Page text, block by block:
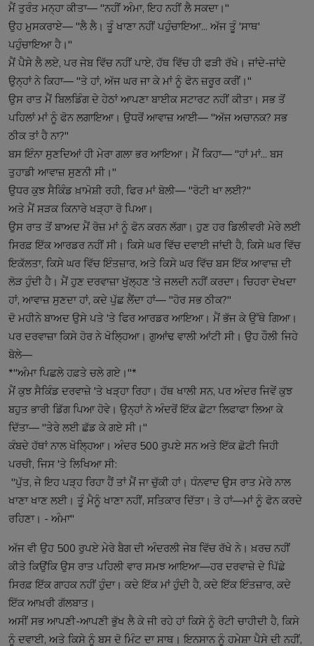
ਮੈਂ ਤੁਰੰਤ ਮਨ੍ਹਾ ਕੀਤਾ— "ਨਹੀਂ ਅੰਮਾ, ਇਹ ਨਹੀਂ ਲੈ ਸਕਦਾ।"
ਉਹ ਮੁਸਕਰਾਏ— "ਲੈ ਲੈ। ਤੂੰ ਖਾਣਾ ਨਹੀਂ ਪਹੁੰਚਾਇਆ... ਅੱਜ ਤੂੰ 'ਸਾਥ'
ਪਹੁੰਚਾਇਆ ਹੈ।"
ਮੈਂ ਪੈਸੇ ਲੈ ਲਏ, ਪਰ ਜੇਬ ਵਿੱਚ ਨਹੀਂ ਪਾਏ, ਹੱਥ ਵਿੱਚ ਹੀ ਫੜੀ ਰੱਖੇ। ਜਾਂਦੇ-ਜਾਂਦੇ
ਉਨ੍ਹਾਂ ਨੇ ਕਿਹਾ— "ਤੇ ਹਾਂ, ਅੱਜ ਘਰ ਜਾ ਕੇ ਮਾਂ ਨੂੰ ਫੋਨ ਜ਼ਰੂਰ ਕਰੀਂ।"
ਉਸ ਰਾਤ ਮੈਂ ਬਿਲਡਿੰਗ ਦੇ ਹੇਠਾਂ ਆਪਣਾ ਬਾਈਕ ਸਟਾਰਟ ਨਹੀਂ ਕੀਤਾ। ਸਭ ਤੋਂ
ਪਹਿਲਾਂ ਮਾਂ ਨੂੰ ਫੋਨ ਲਗਾਇਆ। ਉਧਰੋਂ ਆਵਾਜ਼ ਆਈ— "ਅੱਜ ਅਚਾਨਕ? ਸਭ
ਠੀਕ ਤਾਂ ਹੈ ਨਾ?"
ਬਸ ਇੰਨਾ ਸੁਣਦਿਆਂ ਹੀ ਮੇਰਾ ਗਲਾ ਭਰ ਆਇਆ। ਮੈਂ ਕਿਹਾ— "ਹਾਂ ਮਾਂ... ਬਸ
ਤੁਹਾਡੀ ਆਵਾਜ਼ ਸੁਣਨੀ ਸੀ।"
ਉਧਰ ਕੁਝ ਸੈਕਿੰਡ ਖ਼ਾਮੋਸ਼ੀ ਰਹੀ, ਫਿਰ ਮਾਂ ਬੋਲੀ— "ਰੋਟੀ ਖਾ ਲਈ?"
ਅਤੇ ਮੈਂ ਸੜਕ ਕਿਨਾਰੇ ਖੜ੍ਹਾ ਰੋ ਪਿਆ।
ਉਸ ਰਾਤ ਤੋਂ ਬਾਅਦ ਮੈਂ ਰੋਜ਼ ਮਾਂ ਨੂੰ ਫੋਨ ਕਰਨ ਲੱਗਾ। ਹੁਣ ਹਰ ਡਿਲੀਵਰੀ ਮੇਰੇ ਲਈ
ਸਿਰਫ਼ ਇੱਕ ਆਰਡਰ ਨਹੀਂ ਸੀ। ਕਿਸੇ ਘਰ ਵਿੱਚ ਦਵਾਈ ਜਾਂਦੀ ਹੈ, ਕਿਸੇ ਘਰ ਵਿੱਚ
ਇਕੱਲਤਾ, ਕਿਸੇ ਘਰ ਵਿੱਚ ਇੰਤਜ਼ਾਰ, ਅਤੇ ਕਿਸੇ ਘਰ ਵਿੱਚ ਬਸ ਇੱਕ ਆਵਾਜ਼ ਦੀ
ਲੋੜ ਹੁੰਦੀ ਹੈ। ਮੈਂ ਹੁਣ ਦਰਵਾਜ਼ਾ ਖੁੱਲ੍ਹਣ 'ਤੇ ਜਲਦੀ ਨਹੀਂ ਕਰਦਾ। ਚਿਹਰਾ ਦੇਖਦਾ
ਹਾਂ, ਆਵਾਜ਼ ਸੁਣਦਾ ਹਾਂ, ਕਦੇ ਪੁੱਛ ਲੈਂਦਾ ਹਾਂ— "ਹੋਰ ਸਭ ਠੀਕ?"
ਦੋ ਮਹੀਨੇ ਬਾਅਦ ਉਸੇ ਪਤੇ 'ਤੇ ਫਿਰ ਆਰਡਰ ਆਇਆ। ਮੈਂ ਭੱਜ ਕੇ ਉੱਥੇ ਗਿਆ।
ਪਰ ਦਰਵਾਜ਼ਾ ਕਿਸੇ ਹੋਰ ਨੇ ਖੋਲ੍ਹਿਆ। ਗੁਆਂਢ ਵਾਲੀ ਆਂਟੀ ਸੀ। ਉਹ ਹੌਲੀ ਜਿਹੇ
ਬੋਲੇ—
*"ਅੰਮਾ ਪਿਛਲੇ ਹਫ਼ਤੇ ਚਲੇ ਗਏ।"*
ਮੈਂ ਕੁਝ ਸੈਕਿੰਡ ਦਰਵਾਜ਼ੇ 'ਤੇ ਖੜ੍ਹਾ ਰਿਹਾ। ਹੱਥ ਖਾਲੀ ਸਨ, ਪਰ ਅੰਦਰ ਜਿਵੇਂ ਕੁਝ
ਬਹੁਤ ਭਾਰੀ ਡਿੱਗ ਪਿਆ ਹੋਵੇ। ਉਨ੍ਹਾਂ ਨੇ ਅੰਦਰੋਂ ਇੱਕ ਛੋਟਾ ਲਿਫਾਫਾ ਲਿਆ ਕੇ
ਦਿੱਤਾ— "ਤੇਰੇ ਲਈ ਛੱਡ ਕੇ ਗਏ ਸੀ।"
ਕੰਬਦੇ ਹੱਥਾਂ ਨਾਲ ਖੋਲ੍ਹਿਆ। ਅੰਦਰ 500 ਰੁਪਏ ਸਨ ਅਤੇ ਇੱਕ ਛੋਟੀ ਜਿਹੀ
ਪਰਚੀ, ਜਿਸ 'ਤੇ ਲਿਖਿਆ ਸੀ:
"ਪੁੱਤ, ਜੇ ਇਹ ਪੜ੍ਹ ਰਿਹਾ ਹੈਂ ਤਾਂ ਮੈਂ ਜਾ ਚੁੱਕੀ ਹਾਂ। ਧੰਨਵਾਦ ਉਸ ਰਾਤ ਮੇਰੇ ਨਾਲ
ਖਾਣਾ ਖਾਣ ਲਈ। ਤੂੰ ਮੈਨੂੰ ਖਾਣਾ ਨਹੀਂ, ਸਤਿਕਾਰ ਦਿੱਤਾ। ਤੇ ਹਾਂ—ਮਾਂ ਨੂੰ ਫੋਨ ਕਰਦੇ
ਰਹਿਣਾ। - ਅੰਮਾ"
ਅੱਜ ਵੀ ਉਹ 500 ਰੁਪਏ ਮੇਰੇ ਬੈਗ ਦੀ ਅੰਦਰਲੀ ਜੇਬ ਵਿੱਚ ਰੱਖੇ ਨੇ। ਖ਼ਰਚ ਨਹੀਂ
ਕੀਤੇ ਕਿਉਂਕਿ ਉਸ ਰਾਤ ਪਹਿਲੀ ਵਾਰ ਸਮਝ ਆਇਆ—ਹਰ ਦਰਵਾਜ਼ੇ ਦੇ ਪਿੱਛੇ
ਸਿਰਫ਼ ਇੱਕ ਗਾਹਕ ਨਹੀਂ ਹੁੰਦਾ। ਕਦੇ ਇੱਕ ਮਾਂ ਹੁੰਦੀ ਹੈ, ਕਦੇ ਇੱਕ ਇੰਤਜ਼ਾਰ, ਕਦੇ
ਇੱਕ ਆਖ਼ਰੀ ਗੱਲਬਾਤ।
ਅਸੀਂ ਸਭ ਆਪਣੀ-ਆਪਣੀ ਭੁੱਖ ਲੈ ਕੇ ਜੀ ਰਹੇ ਹਾਂ ਕਿਸੇ ਨੂੰ ਰੋਟੀ ਚਾਹੀਦੀ ਹੈ, ਕਿਸੇ
ਨੂੰ ਦਵਾਈ, ਅਤੇ ਕਿਸੇ ਨੂੰ ਬਸ ਦੋ ਮਿੰਟ ਦਾ ਸਾਥ। ਇਨਸਾਨ ਨੂੰ ਹਮੇਸ਼ਾ ਪੈਸੇ ਦੀ ਨਹੀਂ,